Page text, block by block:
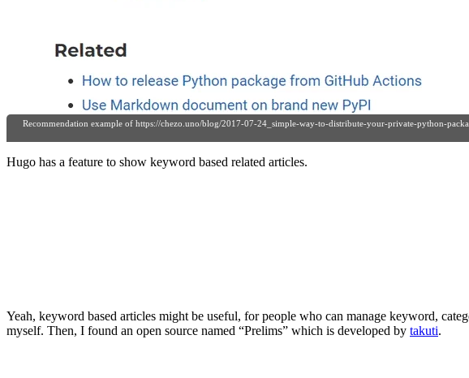
2019年に買ってよかった漫画
2019年末年始に見た映画
Pythonistaのためのdigdag py> operator開発ガイド
Facebook Prophetのplotをmodelオブジェクトなしでする
IBIS 2019の機械学習工学企画セッションに登壇しました
RとTreasure Data
Rパッケージ開発の闇
NotionのページをCloudflareでsub domainに転送する
Pythonのdigdagクライアントtdworkflowを作った
Recommendation example of https://chezo.uno/blog/2017-07-24_simple-way-to-distribute-your-private-python-
Hugo has a feature to show keyword based related articles.
Yeah, keyword based articles might be useful, for people who can manage keyword,
myself. Then, I found an open source named “Prelims” which is developed by takuti.